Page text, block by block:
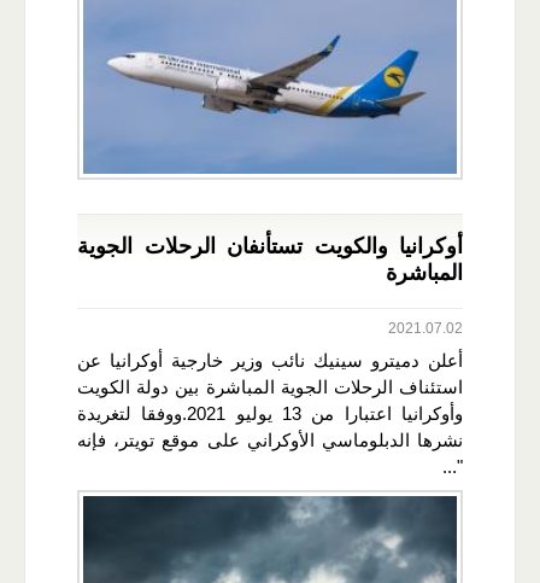
أوكرانيا والكويت تستأنفان الرحلات الجوية
المباشرة
2021.07.02
أعلن دميترو سينيك نائب وزير خارجية أوكرانيا عن
استئناف الرحلات الجوية المباشرة بين دولة الكويت
وأوكرانيا اعتبارا من 13 يوليو 2021.ووفقا لتغريدة
نشرها الدبلوماسي الأوكراني على موقع تويتر، فإنه
"...